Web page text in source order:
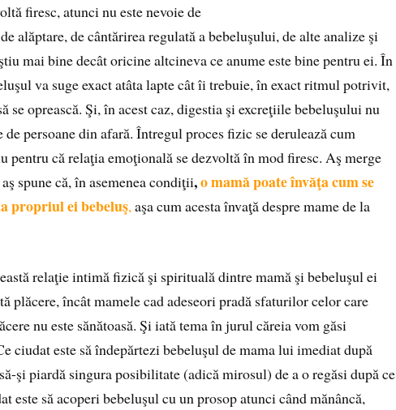
firesc, atunci nu este nevoie de
alăptare, de cântărirea regulată a bebeluşului, de alte analize şi
mai bine decât oricine altcineva ce anume este bine pentru ei. În
va suge exact atâta lapte cât îi trebuie, în exact ritmul potrivit,
se oprească. Şi, în acest caz, digestia şi excreţiile bebeluşului nu
persoane din afară. Întregul proces fizic se derulează cum
pentru că relaţia emoţională se dezvoltă în mod firesc. Aş merge
spune că, în asemenea condiţii,o mamă poate învăţa cum se
propriul ei bebeluş,aşa cum acesta învaţă despre mame de la
relaţie intimă fizică şi spirituală dintre mamă şi bebeluşul ei
plăcere, încât mamele cad adeseori pradă sfaturilor celor care
nu este sănătoasă. Şi iată tema în jurul căreia vom găsi
ciudat este să îndepărtezi bebeluşul de mama lui imediat după
şi piardă singura posibilitate (adică mirosul) de a o regăsi după ce
este să acoperi bebeluşul cu un prosop atunci când mănâncă,